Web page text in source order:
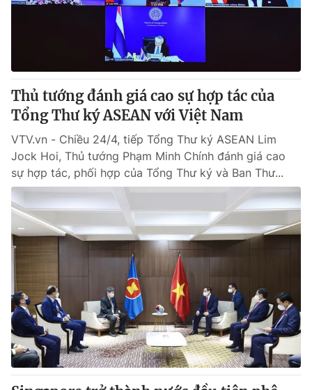
Thủ tướng đánh giá cao sự hợp tác của
Tổng Thư ký ASEAN với Việt Nam
VTV.vn - Chiều 24/4, tiếp Tổng Thư ký ASEAN Lim
Jock Hoi, Thủ tướng Phạm Minh Chính đánh giá cao
sự hợp tác, phối hợp của Tổng Thư ký và Ban Thư...